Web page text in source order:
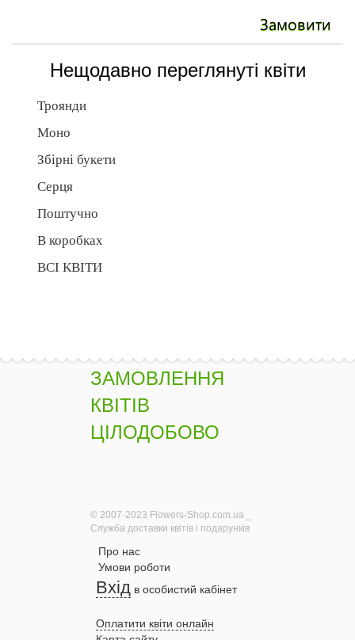
Замовити
Нещодавно переглянуті квіти
Троянди
Моно
Збірні букети
Серця
Поштучно
В коробках
ВСІ КВІТИ
ЗАМОВЛЕННЯ
КВІТІВ
ЦІЛОДОБОВО
© 2007-2023 Flowers-Shop.com.ua _
Служба доставки квітів і подарунків
Про нас
Умови роботи
Вхід в особистий кабінет
Оплатити квіти онлайн